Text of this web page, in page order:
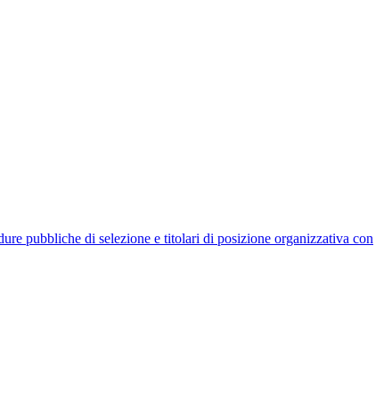
pubbliche di selezione e titolari di posizione organizzativa con